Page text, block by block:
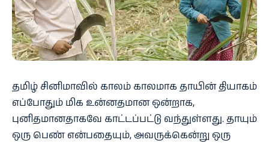
தமிழ் சினிமாவில் காலம் காலமாக தாயின் தியாகம்
எப்போதும் மிக உன்னதமான ஒன்றாக,
புனிதமானதாகவே காட்டப்பட்டு வந்துள்ளது. தாயும்
ஒரு பெண் என்பதையும், அவருக்கென்று ஒரு